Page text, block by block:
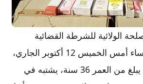
الولائية للشرطة القضائية
بمدينة مراكش، مساء أمس الخميس 12 أكتوبر الجاري،
من توقيف شخص يبلغ من العمر 36 سنة، يشتبه في